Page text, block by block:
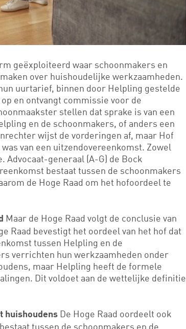
geëxploiteerd waar schoonmakers en
over huishoudelijke werkzaamheden.
uurtarief, binnen door Helpling gestelde
en ontvangt commissie voor de
stellen dat sprake is van een
en de schoonmakers, of anders een
wijst de vorderingen af, maar Hof
van een uitzendovereenkomst. Zowel
Advocaat-generaal (A-G) de Bock
bestaat tussen de schoonmakers
de Hoge Raad om het hofoordeel te
Maar de Hoge Raad volgt de conclusie van
Raad bevestigt het oordeel van het hof dat
tussen Helpling en de
verrichten hun werkzaamheden onder
maar Helpling heeft de formele
Dit voldoet aan de wettelijke definitie
huishoudens De Hoge Raad oordeelt ook
tussen de schoonmakers en de